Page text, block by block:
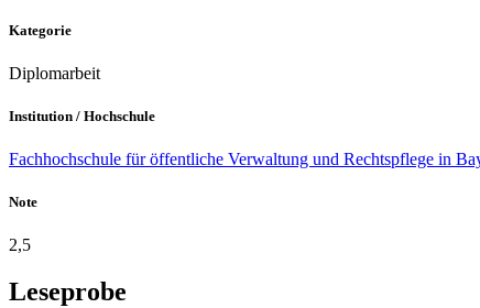
Kategorie
Diplomarbeit
Institution / Hochschule
Fachhochschule für öffentliche Verwaltung und Rechtspflege in
Note
2,5
Leseprobe